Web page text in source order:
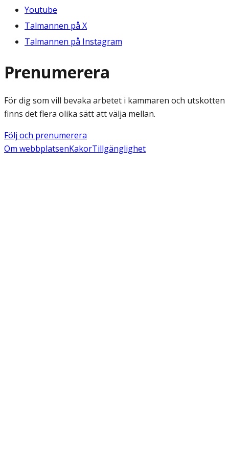
Youtube
Talmannen på X
Talmannen på Instagram
Prenumerera
För dig som vill bevaka arbetet i kammaren och utskotten
finns det flera olika sätt att välja mellan.
Följ och prenumerera
Om webbplatsenKakorTillgänglighet